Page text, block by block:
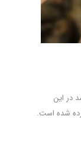
در این
شده است.